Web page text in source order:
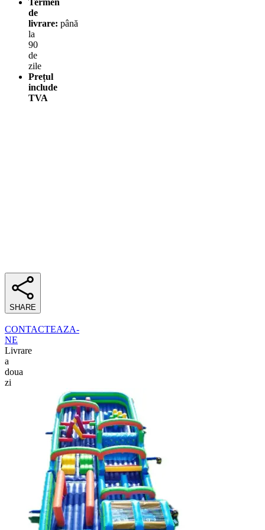
Termen
de
livrare: până
la
90
de
zile
Prețul
include
TVA
SHARE
CONTACTEAZA-
NE
Livrare
a
doua
zi